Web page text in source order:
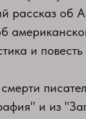
рассказ об
и
и из